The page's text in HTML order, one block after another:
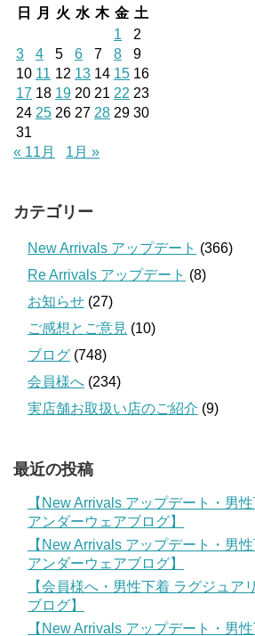
日
月 火 水 木 金 土
1
2
3
4 5 6 7 8
9
10 11 12 13 14 15 16
17 18 19 20 21 22 23
24 25 26 27 28 29 30
31
« 11月
1月 »
カテゴリー
New Arrivals アップデート (366)
Re Arrivals アップデート (8)
お知らせ (27)
ご感想とご意見 (10)
ブログ (748)
会員様へ (234)
実店舗お取扱い店のご紹介 (9)
最近の投稿
【New Arrivals アップデート・男
アンダーウェアブログ】
【New Arrivals アップデート・男
アンダーウェアブログ】
【会員様へ・男性下着 ラグジュア
ブログ】
【New Arrivals アップデート・男